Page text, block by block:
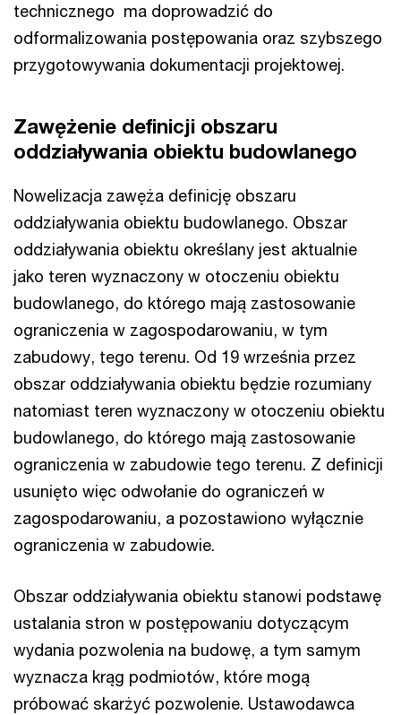
technicznego ma doprowadzić do
odformalizowania postępowania oraz szybszego
przygotowywania dokumentacji projektowej.
Zawężenie definicji obszaru
oddziaływania obiektu budowlanego
Nowelizacja zawęża definicję obszaru
oddziaływania obiektu budowlanego. Obszar
oddziaływania obiektu określany jest aktualnie
jako teren wyznaczony w otoczeniu obiektu
budowlanego, do którego mają zastosowanie
ograniczenia w zagospodarowaniu, w tym
zabudowy, tego terenu. Od 19 września przez
obszar oddziaływania obiektu będzie rozumiany
natomiast teren wyznaczony w otoczeniu obiektu
budowlanego, do którego mają zastosowanie
ograniczenia w zabudowie tego terenu. Z definicji
usunięto więc odwołanie do ograniczeń w
zagospodarowaniu, a pozostawiono wyłącznie
ograniczenia w zabudowie.
Obszar oddziaływania obiektu stanowi podstawę
ustalania stron w postępowaniu dotyczącym
wydania pozwolenia na budowę, a tym samym
wyznacza krąg podmiotów, które mogą
próbować skarżyć pozwolenie. Ustawodawca